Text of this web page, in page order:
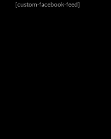
[custom-facebook-feed]